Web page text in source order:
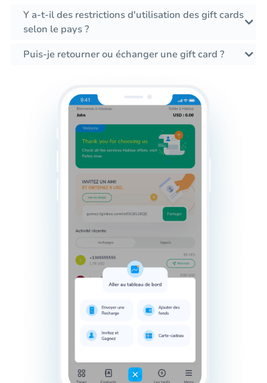
Y a-t-il des restrictions d'utilisation des gift cards
selon le pays ?
Puis-je retourner ou échanger une gift card ?